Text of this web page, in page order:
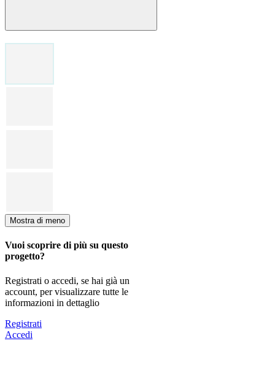
Mostra di meno
Vuoi scoprire di più su questo
progetto?
Registrati o accedi, se hai già un
account, per visualizzare tutte le
informazioni in dettaglio
Registrati
Accedi